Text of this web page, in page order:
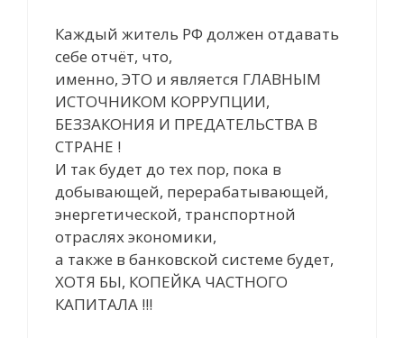
Каждый житель РФ должен отдавать
себе отчёт, что,
именно, ЭТО и является ГЛАВНЫМ
ИСТОЧНИКОМ КОРРУПЦИИ,
БЕЗЗАКОНИЯ И ПРЕДАТЕЛЬСТВА В
СТРАНЕ !
И так будет до тех пор, пока в
добывающей, перерабатывающей,
энергетической, транспортной
отраслях экономики,
а также в банковской системе будет,
ХОТЯ БЫ, КОПЕЙКА ЧАСТНОГО
КАПИТАЛА !!!